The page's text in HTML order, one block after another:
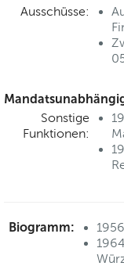
Ausschüsse:
Sonstige
Funktionen:
Biogramm: